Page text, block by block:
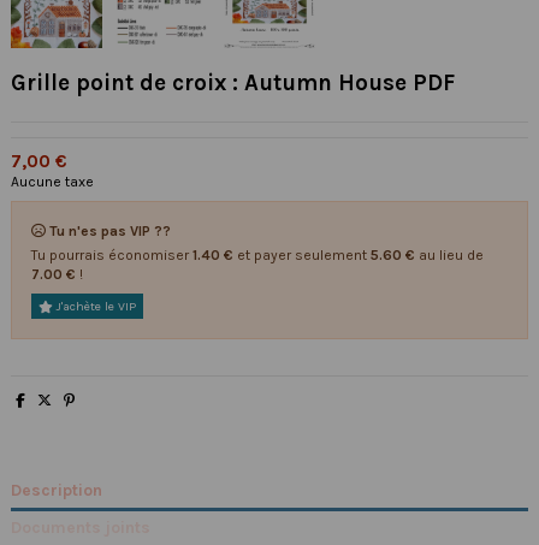
Grille point de croix : Autumn House PDF
7,00 €
Aucune taxe
Tu n'es pas VIP ??
Tu pourrais économiser 1.40 € et payer seulement 5.60 € au lieu de
7.00 € !
J'achète le VIP
Description